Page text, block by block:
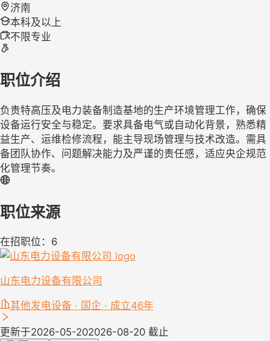
济南
本科及以上
不限专业
职位介绍
负责特高压及电力装备制造基地的生产环境管理工作，确保
设备运行安全与稳定。要求具备电气或自动化背景，熟悉精
益生产、运维检修流程，能主导现场管理与技术改造。需具
备团队协作、问题解决能力及严谨的责任感，适应央企规范
化管理节奏。
职位来源
在招职位：6
山东电力设备有限公司
其他发电设备 · 国企 · 成立46年
更新于2026-05-202026-08-20 截止